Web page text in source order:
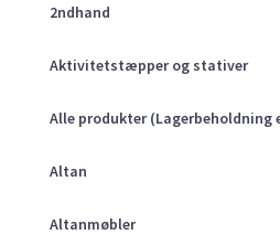
2ndhand
Aktivitetstæpper og stativer
Alle produkter (Lagerbeholdning
Altan
Altanmøbler